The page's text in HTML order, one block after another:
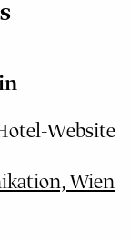
Website
Wien